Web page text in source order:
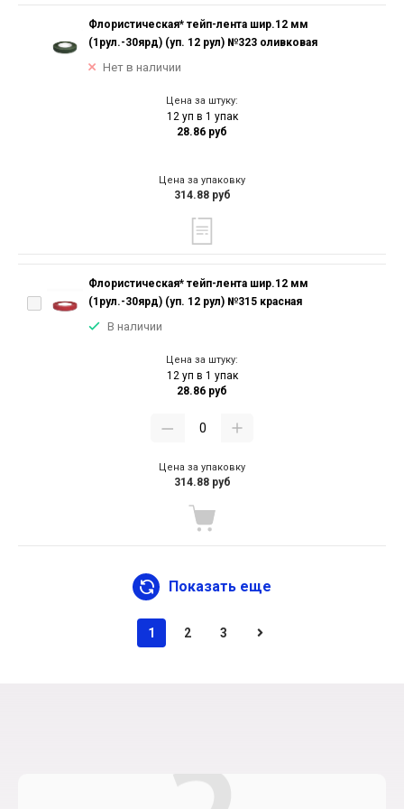
Флористическая* тейп-лента шир.12 мм
(1рул.-30ярд) (уп. 12 рул) №323 оливковая
Нет в наличии
Цена за штуку:
12 уп в 1 упак
28.86 руб
Цена за упаковку
314.88 руб
Флористическая* тейп-лента шир.12 мм
(1рул.-30ярд) (уп. 12 рул) №315 красная
В наличии
Цена за штуку:
12 уп в 1 упак
28.86 руб
Цена за упаковку
314.88 руб
Показать еще
1 2 3